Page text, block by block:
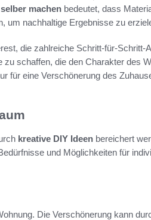
machen bedeutet, dass
um nachhaltige Ergebnisse zu
die zahlreiche Schritt-für-Schritt-
schaffen, die den Charakter des
für eine Verschönerung des
kreative DIY Ideen bereichert
und Möglichkeiten für
Die Verschönerung kann